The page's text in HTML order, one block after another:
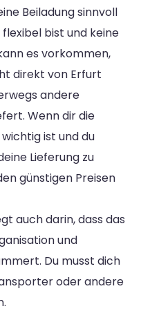
Beiladung sinnvoll
bist und keine
es vorkommen,
direkt von Erfurt
andere
Wenn dir die
ist und du
Lieferung zu
günstigen Preisen
auch darin, dass das
und
Du musst dich
oder andere